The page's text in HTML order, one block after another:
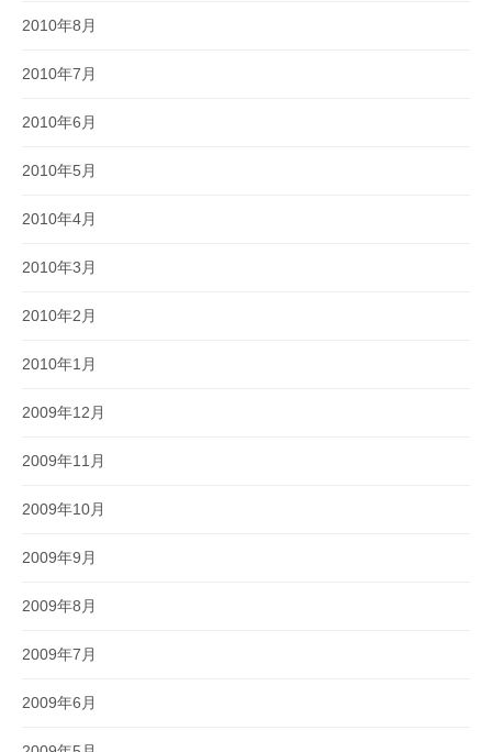
2010年8月
2010年7月
2010年6月
2010年5月
2010年4月
2010年3月
2010年2月
2010年1月
2009年12月
2009年11月
2009年10月
2009年9月
2009年8月
2009年7月
2009年6月